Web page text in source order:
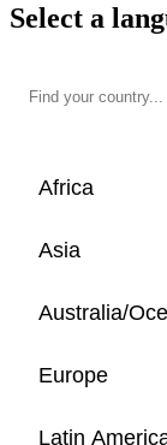
Select a
Africa
Angola
Français
Asia
Bangladesh
Australia/
Fiji
Europe
Albania
Latin